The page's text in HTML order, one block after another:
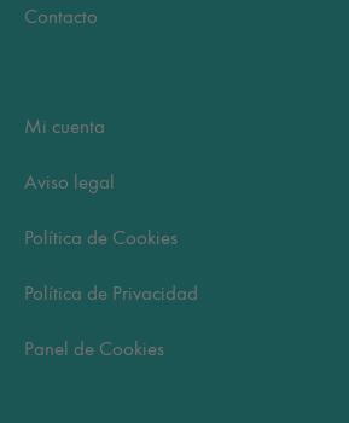
Contacto
Mi cuenta
Aviso legal
Política de Cookies
Política de Privacidad
Panel de Cookies